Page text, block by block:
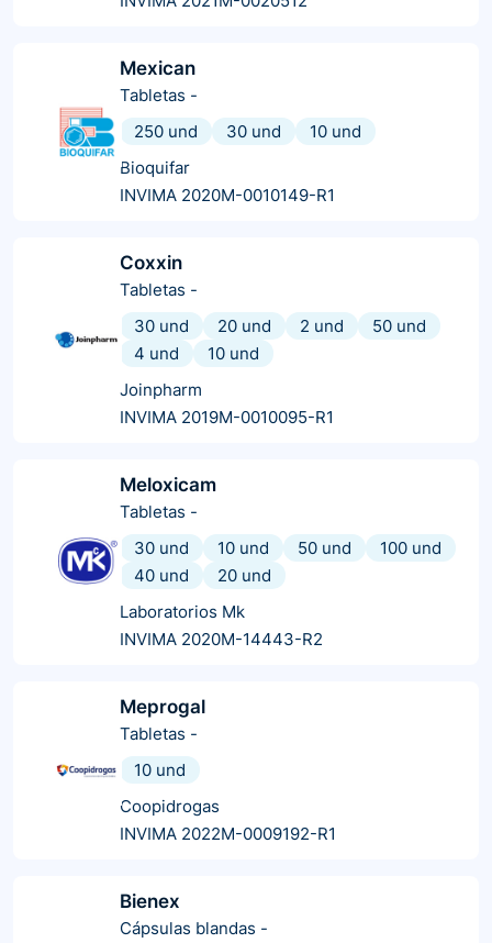
Mexican
Tabletas -
250 und
30 und
10 und
Bioquifar
INVIMA 2020M-0010149-R1
Coxxin
Tabletas -
30 und
20 und 2 und
50 und
4 und
10 und
Joinpharm
INVIMA 2019M-0010095-R1
Meloxicam
Tabletas -
30 und
10 und 50 und
100 und
40 und
20 und
Laboratorios Mk
INVIMA 2020M-14443-R2
Meprogal
Tabletas -
10 und
Coopidrogas
INVIMA 2022M-0009192-R1
Bienex
Cápsulas blandas -